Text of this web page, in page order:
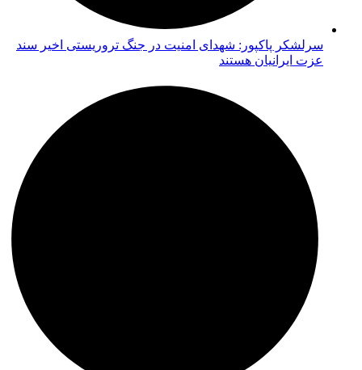
سرلشکر پاکپور: شهدای امنیت در جنگ تروریستی اخیر سند
عزت ایرانیان هستند